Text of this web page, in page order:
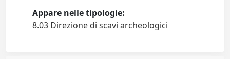
Appare nelle tipologie:
8.03 Direzione di scavi archeologici